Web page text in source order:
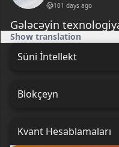
101 days ago
Gələcəyin
Show translation
Süni İntellekt
Blokçeyn
Kvant Hesablamaları